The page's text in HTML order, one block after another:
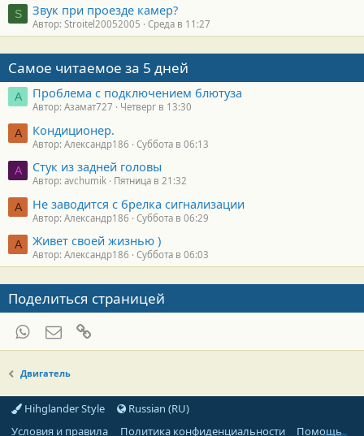
S Звук при проезде камер?
Автор: Stroitel20052005 Среда в 11:27
Самое читаемое за 5 дней
А Проблема с подключением блютуза
Автор: Азамат727 Четверг в 13:30
А Кондиционер.
Автор: Александр186 Суббота в 06:13
A Стук из задней головы
Автор: avchumik Пятница в 21:32
А Не заводится с брелка сигнализации
Автор: Александр186 Суббота в 06:29
А Живет своей жизнью )
Автор: Александр186 Суббота в 06:03
Поделиться страницей
WhatsAppЭлектронная почта
Двигатель
Hihglander Style
Russian (RU)
Условия и правила
Политика конфиденциальности Помощь